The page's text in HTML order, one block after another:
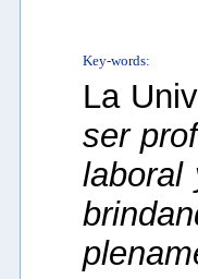
Key-words:
La
ser
laboral